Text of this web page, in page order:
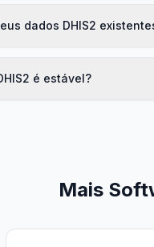
dados DHIS2
é estável?
Mais